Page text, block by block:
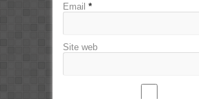
Email *
Site web